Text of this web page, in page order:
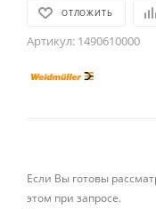
ОТЛОЖИТЬ
Артикул: 1490610000
Если Вы готовы
этом при запросе.